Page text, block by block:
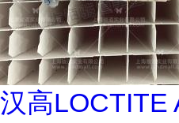
汉高LOCTITE